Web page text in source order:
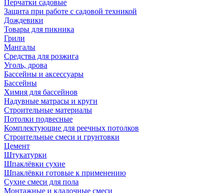
Перчатки садовые
Защита при работе с садовой техникой
Дождевики
Товары для пикника
Грили
Мангалы
Средства для розжига
Уголь, дрова
Бассейны и аксессуары
Бассейны
Химия для бассейнов
Надувные матрасы и круги
Строительные материалы
Потолки подвесные
Комплектующие для реечных потолков
Строительные смеси и грунтовки
Цемент
Штукатурки
Шпаклёвки сухие
Шпаклёвки готовые к применению
Сухие смеси для пола
Монтажные и кладочные смеси